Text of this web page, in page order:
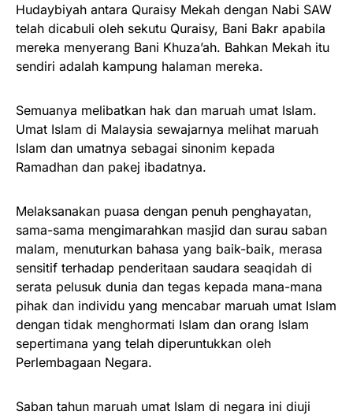
Hudaybiyah antara Quraisy Mekah dengan Nabi SAW
telah dicabuli oleh sekutu Quraisy, Bani Bakr apabila
mereka menyerang Bani Khuza’ah. Bahkan Mekah itu
sendiri adalah kampung halaman mereka.
Semuanya melibatkan hak dan maruah umat Islam.
Umat Islam di Malaysia sewajarnya melihat maruah
Islam dan umatnya sebagai sinonim kepada
Ramadhan dan pakej ibadatnya.
Melaksanakan puasa dengan penuh penghayatan,
sama-sama mengimarahkan masjid dan surau saban
malam, menuturkan bahasa yang baik-baik, merasa
sensitif terhadap penderitaan saudara seaqidah di
serata pelusuk dunia dan tegas kepada mana-mana
pihak dan individu yang mencabar maruah umat Islam
dengan tidak menghormati Islam dan orang Islam
sepertimana yang telah diperuntukkan oleh
Perlembagaan Negara.
Saban tahun maruah umat Islam di negara ini diuji